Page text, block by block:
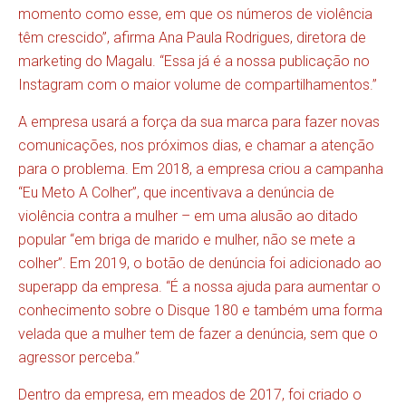
momento como esse, em que os números de violência
têm crescido”, afirma Ana Paula Rodrigues, diretora de
marketing do Magalu. “Essa já é a nossa publicação no
Instagram com o maior volume de compartilhamentos.”
A empresa usará a força da sua marca para fazer novas
comunicações, nos próximos dias, e chamar a atenção
para o problema. Em 2018, a empresa criou a campanha
“Eu Meto A Colher”, que incentivava a denúncia de
violência contra a mulher – em uma alusão ao ditado
popular “em briga de marido e mulher, não se mete a
colher”. Em 2019, o botão de denúncia foi adicionado ao
superapp da empresa. “É a nossa ajuda para aumentar o
conhecimento sobre o Disque 180 e também uma forma
velada que a mulher tem de fazer a denúncia, sem que o
agressor perceba.”
Dentro da empresa, em meados de 2017, foi criado o